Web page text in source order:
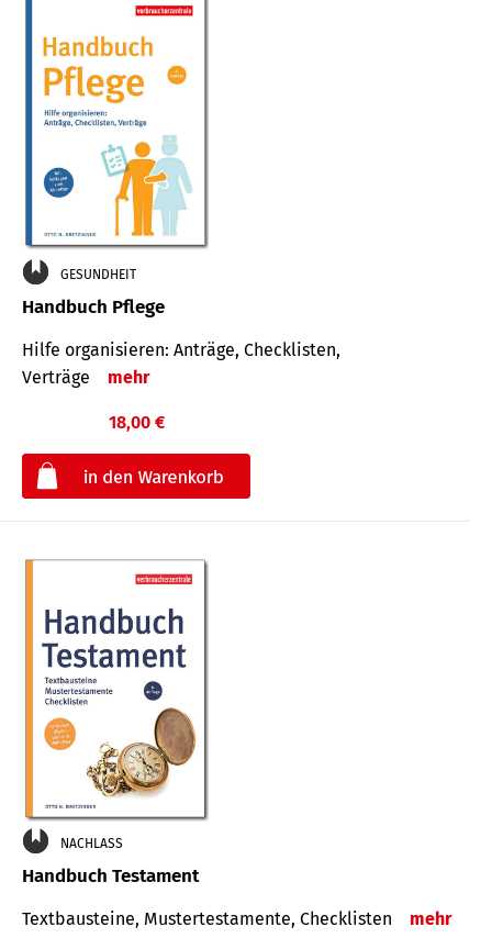
GESUNDHEIT
Handbuch Pflege
Hilfe organisieren: Anträge, Checklisten,
Verträge
mehr
18,00 €
NACHLASS
Handbuch Testament
Textbausteine, Mustertestamente, Checklisten mehr